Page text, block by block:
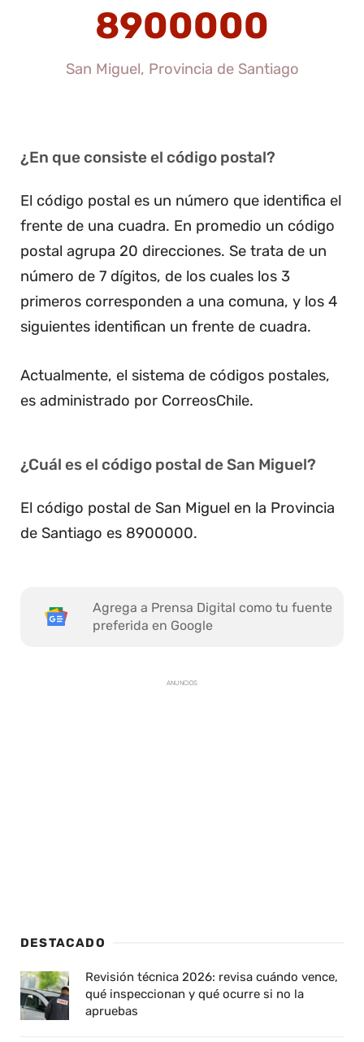
8900000
San Miguel, Provincia de Santiago
¿En que consiste el código postal?
El código postal es un número que identifica el
frente de una cuadra. En promedio un código
postal agrupa 20 direcciones. Se trata de un
número de 7 dígitos, de los cuales los 3
primeros corresponden a una comuna, y los 4
siguientes identifican un frente de cuadra.
Actualmente, el sistema de códigos postales,
es administrado por CorreosChile.
¿Cuál es el código postal de San Miguel?
El código postal de San Miguel en la Provincia
de Santiago es 8900000.
Agrega a Prensa Digital como tu fuente
preferida en Google
ANUNCIOS
DESTACADO
Revisión técnica 2026: revisa cuándo vence,
qué inspeccionan y qué ocurre si no la
apruebas